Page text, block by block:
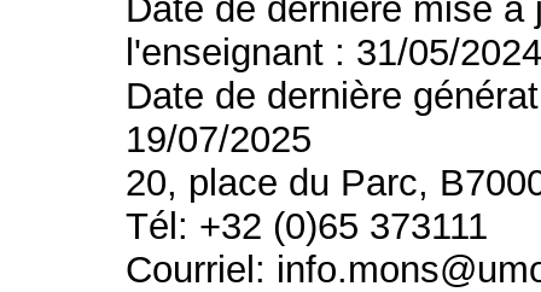
Date de dernière mise
l'enseignant : 31/05/
Date de dernière
19/07/2025
20, place du Parc,
Tél: +32 (0)65 373111
Courriel: